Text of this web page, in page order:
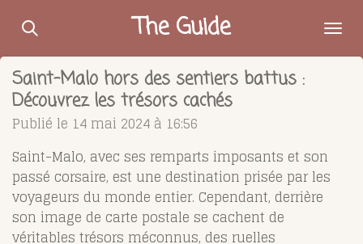
Passer
contenu
principal
The Guide
Saint-Malo hors des sentiers battus :
Découvrez les trésors cachés
Publié le 14 mai 2024 à 16:56
Saint-Malo, avec ses remparts imposants et son
passé corsaire, est une destination prisée par les
voyageurs du monde entier. Cependant, derrière
son image de carte postale se cachent de
véritables trésors méconnus, des ruelles